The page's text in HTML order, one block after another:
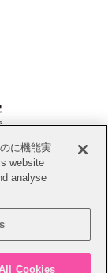
トについて
Rights Reserved.
に機能実
website
analyse
Cookies